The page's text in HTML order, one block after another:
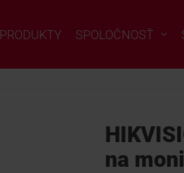
PRODUKTY SPOLOČNOSŤ
na